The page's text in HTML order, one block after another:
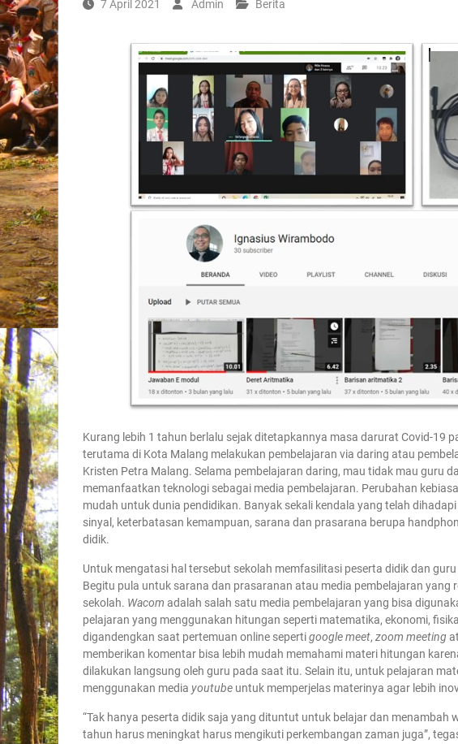
7 April 2021 Admin Berita
Kurang lebih 1 tahun berlalu sejak ditetapkannya masa darurat Covid-19
terutama di Kota Malang melakukan pembelajaran via daring atau
Kristen Petra Malang. Selama pembelajaran daring, mau tidak mau guru
memanfaatkan teknologi sebagai media pembelajaran. Perubahan
mudah untuk dunia pendidikan. Banyak sekali kendala yang telah
sinyal, keterbatasan kemampuan, sarana dan prasarana berupa
didik.
Untuk mengatasi hal tersebut sekolah memfasilitasi peserta didik dan
Begitu pula untuk sarana dan prasaranan atau media pembelajaran yang
sekolah. Wacom adalah salah satu media pembelajaran yang bisa
pelajaran yang menggunakan hitungan seperti matematika, ekonomi,
digandengkan saat pertemuan online sepertigoogle meet, zoom meeting
memberikan komentar bisa lebih mudah memahami materi hitungan
dilakukan langsung oleh guru pada saat itu. Selain itu, untuk pelajaran
menggunakan media youtube untuk memperjelas materinya agar lebih
“Tak hanya peserta didik saja yang dituntut untuk belajar dan
tahun harus meningkat harus mengikuti perkembangan zaman juga”,